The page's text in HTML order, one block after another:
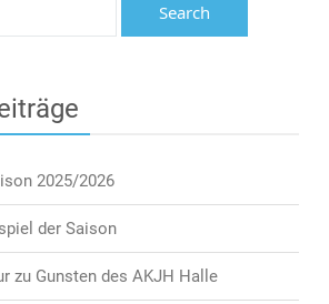
2025/2026
der Saison
zu Gunsten des AKJH Halle